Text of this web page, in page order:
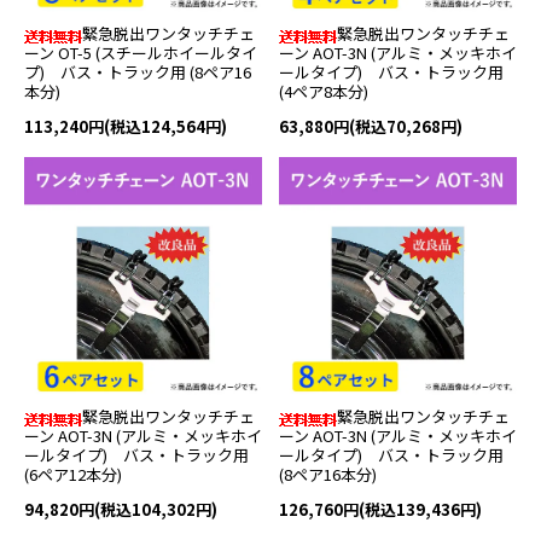
緊急脱出ワンタッチチェ
ーン OT-5 (スチールホイールタイ
プ) バス・トラック用 (8ペア16
本分)
113,240円(税込124,564円)
緊急脱出ワンタッチチェ
ーン AOT-3N (アルミ・メッキホイ
ールタイプ) バス・トラック用
(4ペア8本分)
63,880円(税込70,268円)
緊急脱出ワンタッチチェ
ーン AOT-3N (アルミ・メッキホイ
ールタイプ) バス・トラック用
(6ペア12本分)
94,820円(税込104,302円)
緊急脱出ワンタッチチェ
ーン AOT-3N (アルミ・メッキホイ
ールタイプ) バス・トラック用
(8ペア16本分)
126,760円(税込139,436円)